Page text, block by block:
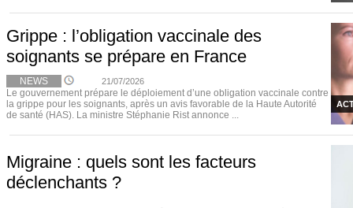
Grippe : l’obligation vaccinale des
soignants se prépare en France
NEWS 21/07/2026
Le gouvernement prépare le déploiement d’une obligation vaccinale contre
la grippe pour les soignants, après un avis favorable de la Haute Autorité
de santé (HAS). La ministre Stéphanie Rist annonce ...
Migraine : quels sont les facteurs
déclenchants ?